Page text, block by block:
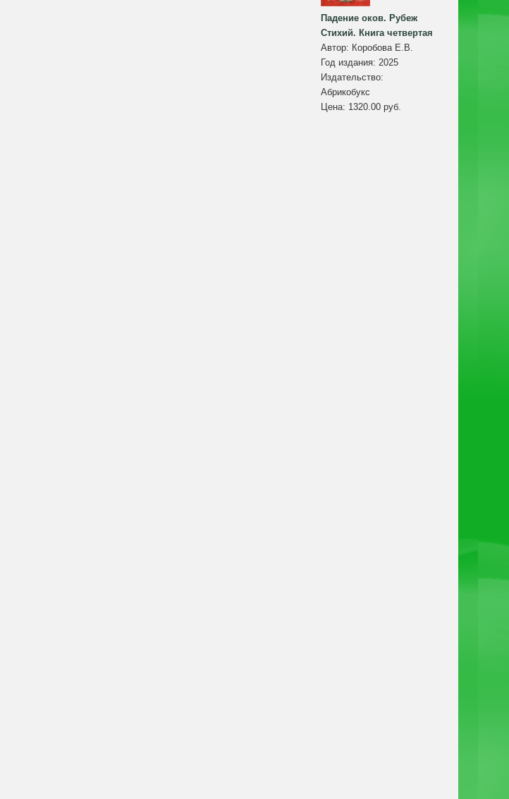
Падение оков. Рубеж
Стихий. Книга четвертая
Автор: Коробова Е.В.
Год издания: 2025
Издательство:
Абрикобукс
Цена: 1320.00 руб.